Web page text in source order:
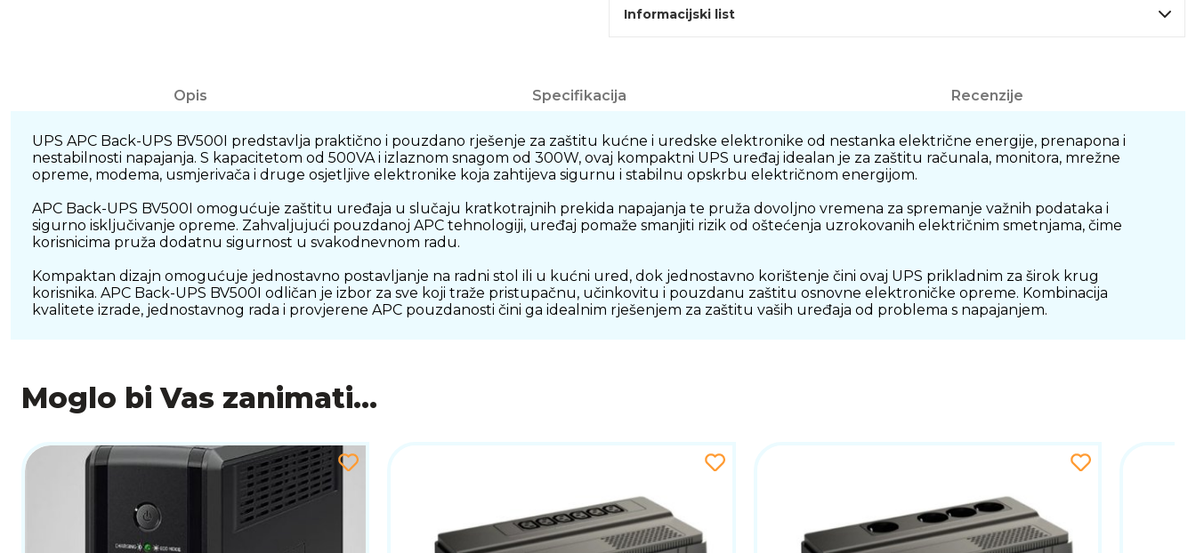
Informacijski list
Opis Specifikacija Recenzije
UPS APC Back-UPS BV500I predstavlja praktično i pouzdano rješenje za zaštitu kućne i uredske elektronike od nestanka električne energije, prenapona i
nestabilnosti napajanja. S kapacitetom od 500VA i izlaznom snagom od 300W, ovaj kompaktni UPS uređaj idealan je za zaštitu računala, monitora, mrežne
opreme, modema, usmjerivača i druge osjetljive elektronike koja zahtijeva sigurnu i stabilnu opskrbu električnom energijom.
APC Back-UPS BV500I omogućuje zaštitu uređaja u slučaju kratkotrajnih prekida napajanja te pruža dovoljno vremena za spremanje važnih podataka i
sigurno isključivanje opreme. Zahvaljujući pouzdanoj APC tehnologiji, uređaj pomaže smanjiti rizik od oštećenja uzrokovanih električnim smetnjama, čime
korisnicima pruža dodatnu sigurnost u svakodnevnom radu.
Kompaktan dizajn omogućuje jednostavno postavljanje na radni stol ili u kućni ured, dok jednostavno korištenje čini ovaj UPS prikladnim za širok krug
korisnika. APC Back-UPS BV500I odličan je izbor za sve koji traže pristupačnu, učinkovitu i pouzdanu zaštitu osnovne elektroničke opreme. Kombinacija
kvalitete izrade, jednostavnog rada i provjerene APC pouzdanosti čini ga idealnim rješenjem za zaštitu vaših uređaja od problema s napajanjem.
Moglo bi Vas zanimati...